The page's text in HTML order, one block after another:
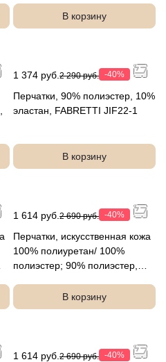
В корзину
1 374 руб. 2 290 руб. -40%
Перчатки, 90% полиэстер, 10%
эластан, FABRETTI JIF22-1
В корзину
1 614 руб. 2 690 руб. -40%
Перчатки, искусственная кожа
100% полиуретан/ 100%
полиэстер; 90% полиэстер,
В корзину
1 614 руб. 2 690 руб. -40%